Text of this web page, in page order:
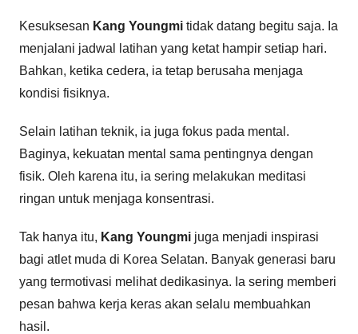
Kesuksesan Kang Youngmi tidak datang begitu saja. Ia
menjalani jadwal latihan yang ketat hampir setiap hari.
Bahkan, ketika cedera, ia tetap berusaha menjaga
kondisi fisiknya.
Selain latihan teknik, ia juga fokus pada mental.
Baginya, kekuatan mental sama pentingnya dengan
fisik. Oleh karena itu, ia sering melakukan meditasi
ringan untuk menjaga konsentrasi.
Tak hanya itu, Kang Youngmi juga menjadi inspirasi
bagi atlet muda di Korea Selatan. Banyak generasi baru
yang termotivasi melihat dedikasinya. Ia sering memberi
pesan bahwa kerja keras akan selalu membuahkan
hasil.